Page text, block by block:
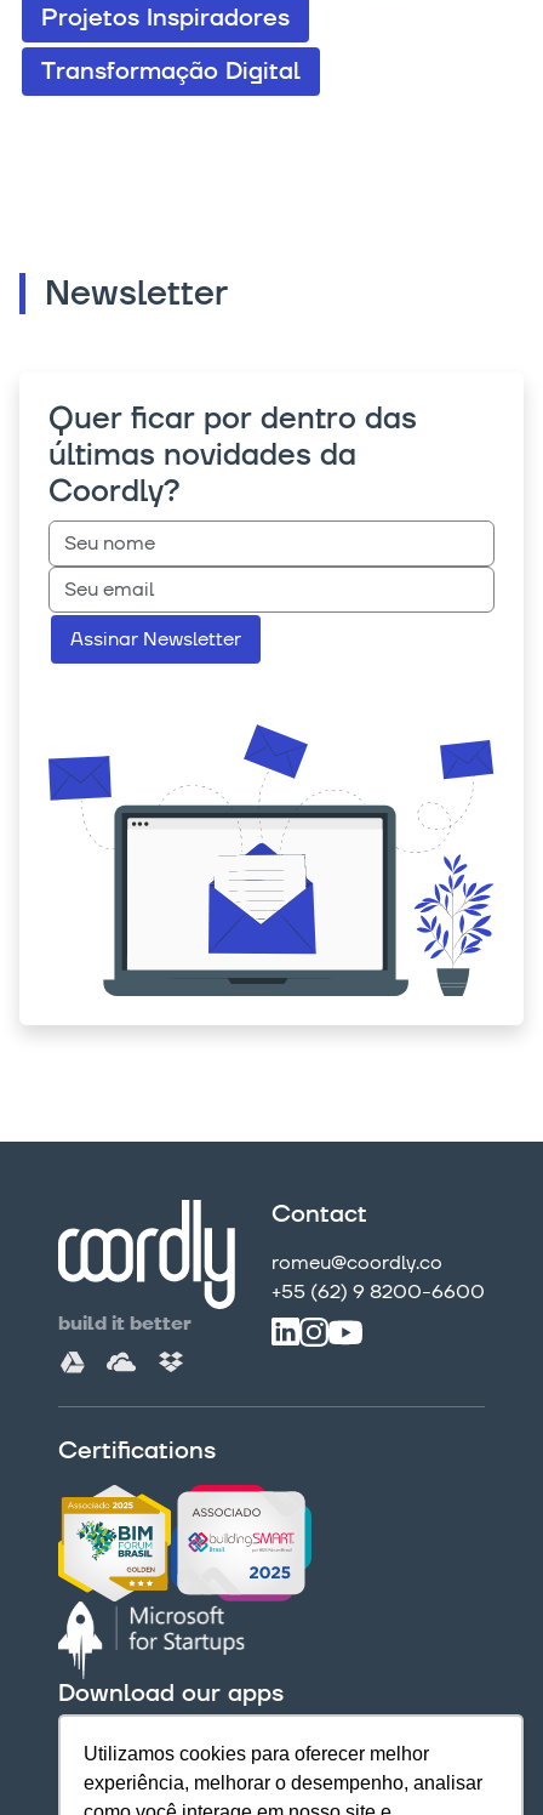
Utilizamos cookies para oferecer melhor
experiência, melhorar o desempenho, analisar
Projetos Inspiradores
Transformação Digital
Newsletter
Quer ficar por dentro das
últimas novidades da
Coordly?
Assinar Newsletter
build it better
Contact
romeu@coordly.co
+55 (62) 9 8200-6600
Certifications
Download our apps